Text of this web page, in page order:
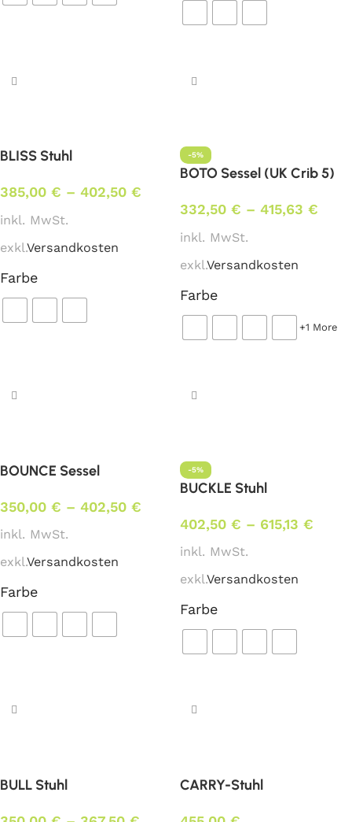
BLISS Stuhl
385,00 € – 402,50 €
inkl. MwSt.
exkl.Versandkosten
Farbe
-5%
BOTO Sessel (UK Crib 5)
332,50 € – 415,63 €
inkl. MwSt.
exkl.Versandkosten
Farbe
+1 More
BOUNCE Sessel
350,00 € – 402,50 €
inkl. MwSt.
exkl.Versandkosten
Farbe
-5%
BUCKLE Stuhl
402,50 € – 615,13 €
inkl. MwSt.
exkl.Versandkosten
Farbe
BULL Stuhl CARRY-Stuhl